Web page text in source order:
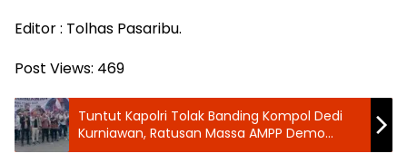
Editor : Tolhas Pasaribu.
Post Views: 469
Tuntut Kapolri Tolak Banding Kompol Dedi
Kurniawan, Ratusan Massa AMPP Demo
Mabes Polri